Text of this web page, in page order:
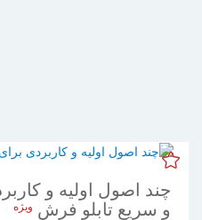
چند اصول اولیه و
و سریع تابلو فرش ویژه